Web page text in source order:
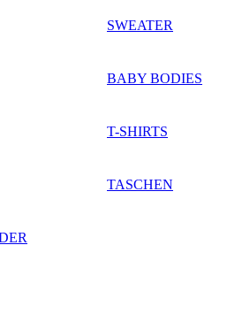
SWEATER
BABY BODIES
T-SHIRTS
TASCHEN